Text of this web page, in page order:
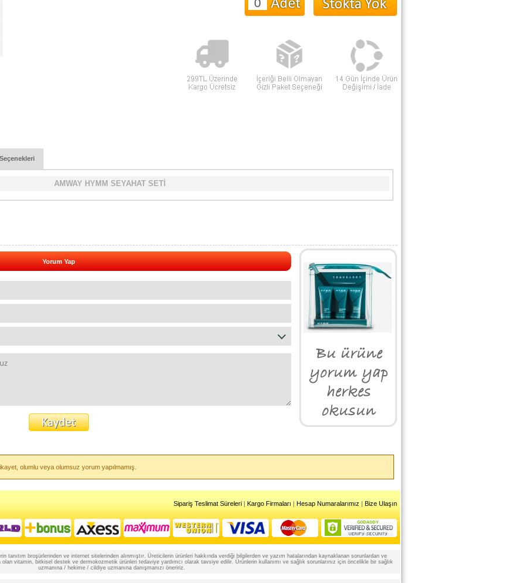
AMWAY HYMM SEYAHAT SETİ
Yorum Yap
olumlu veya olumsuz yorum yapılmamış.
Sipariş Teslimat Süreleri | Kargo Firmaları | Hesap Numaralarımız | Bize Ulaşın
tanıtım broşürlerinden ve internet sitelerinden alınmıştır. Üreticilerin ürünleri hakkında verdiği bilgilerden ve yazım hatalarından kaynaklanan sorunlardan ve
vitamin, bitkisel destek ve dermokozmetik ürünleri tedaviye yardımcı olarak tavsiye edilir. Ürünlerin kullanımı ve sağlık sorunlarınız için öncelikle bir sağlık
uzmanına / hekime / cildiye uzmanına danışmanızı öneririz.